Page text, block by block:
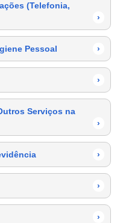
(Telefonia,
›
Pessoal ›
›
Serviços na
›
›
›
›